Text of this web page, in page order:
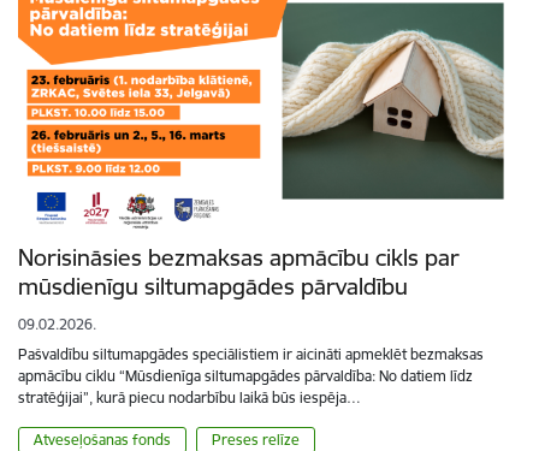
Norisināsies bezmaksas apmācību cikls par
mūsdienīgu siltumapgādes pārvaldību
09.02.2026.
Pašvaldību siltumapgādes speciālistiem ir aicināti apmeklēt bezmaksas
apmācību ciklu “Mūsdienīga siltumapgādes pārvaldība: No datiem līdz
stratēģijai”, kurā piecu nodarbību laikā būs iespēja…
Atveseļošanas fonds Preses relīze